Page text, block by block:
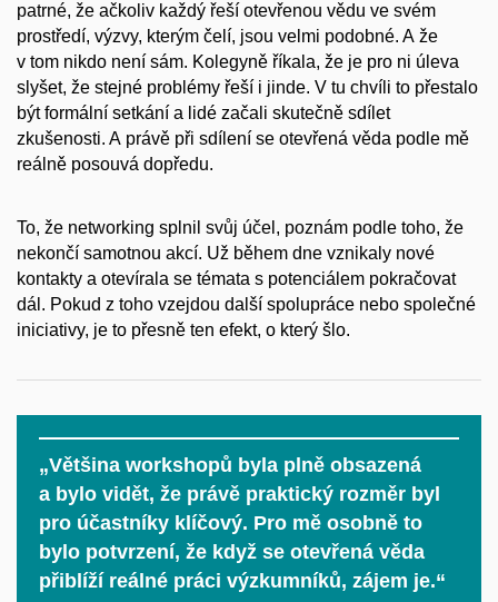
patrné, že ačkoliv každý řeší otevřenou vědu ve svém
prostředí, výzvy, kterým čelí, jsou velmi podobné. A že
v tom nikdo není sám. Kolegyně říkala, že je pro ni úleva
slyšet, že stejné problémy řeší i jinde. V tu chvíli to přestalo
být formální setkání a lidé začali skutečně sdílet
zkušenosti. A právě při sdílení se otevřená věda podle mě
reálně posouvá dopředu.
To, že networking splnil svůj účel, poznám podle toho, že
nekončí samotnou akcí. Už během dne vznikaly nové
kontakty a otevírala se témata s potenciálem pokračovat
dál. Pokud z toho vzejdou další spolupráce nebo společné
iniciativy, je to přesně ten efekt, o který šlo.
„Většina workshopů byla plně obsazená
a bylo vidět, že právě praktický rozměr byl
pro účastníky klíčový. Pro mě osobně to
bylo potvrzení, že když se otevřená věda
přiblíží reálné práci výzkumníků, zájem je.“